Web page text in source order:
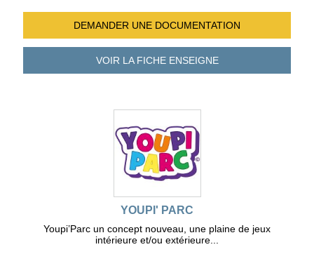
DEMANDER UNE DOCUMENTATION
VOIR LA FICHEENSEIGNE
YOUPI' PARC
Youpi’Parc un concept nouveau, une plaine de jeux
intérieure et/ou extérieure...